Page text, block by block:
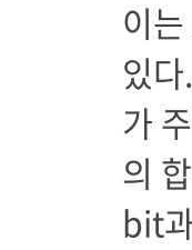
이
있다.
가
의
bit